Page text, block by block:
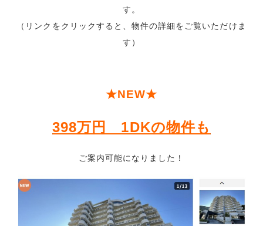
す。
（リンクをクリックすると、物件の詳細をご覧いただけま
す）
★NEW★
398万円 1DKの物件も
ご案内可能になりました！